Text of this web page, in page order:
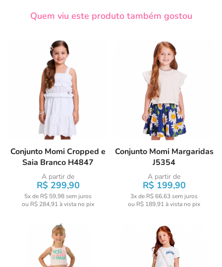
Quem viu este produto também gostou
Conjunto Momi Cropped e
Saia Branco H4847
A partir de
R$ 299,90
5x de R$ 59,98sem juros
ou R$ 284,91 à vista no pix
Conjunto Momi Margaridas
J5354
A partir de
R$ 199,90
3x de R$ 66,63sem juros
ou R$ 189,91 à vista no pix